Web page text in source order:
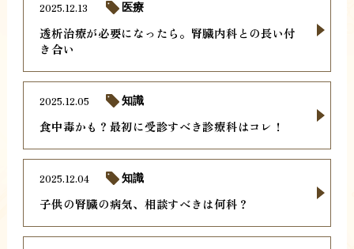
透析治療が必要になったら。腎臓内科との長い付
き合い
2025.12.13 医療
食中毒かも？最初に受診すべき診療科はコレ！
2025.12.05 知識
子供の腎臓の病気、相談すべきは何科？
2025.12.04 知識